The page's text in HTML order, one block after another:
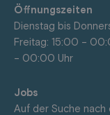
Öffnungszeiten
Dienstag bis
Freitag: 15:00
– 00:00 Uhr
Jobs
Auf der Suche nach